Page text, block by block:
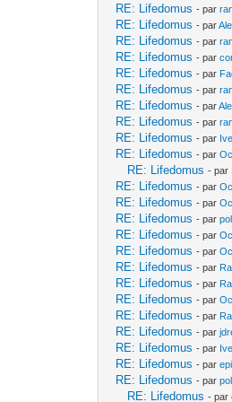
RE: Lifedomus - par
RE: Lifedomus - par
RE: Lifedomus - par
RE: Lifedomus - par
RE: Lifedomus - par
RE: Lifedomus - par
RE: Lifedomus - par
RE: Lifedomus - par
RE: Lifedomus - par
RE: Lifedomus - par
RE: Lifedomus - par
RE: Lifedomus - par
RE: Lifedomus - par
RE: Lifedomus - par
RE: Lifedomus - par
RE: Lifedomus - par
RE: Lifedomus - par
RE: Lifedomus - par
RE: Lifedomus - par
RE: Lifedomus - par
RE: Lifedomus - par
RE: Lifedomus - par
RE: Lifedomus - par
RE: Lifedomus - par
RE: Lifedomus - par